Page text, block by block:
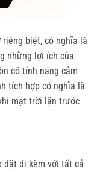
riêng biệt, có nghĩa là
những lợi ích của
có tính năng cảm
tích hợp có nghĩa là
mặt trời lặn trước
đặt đi kèm với tất cả